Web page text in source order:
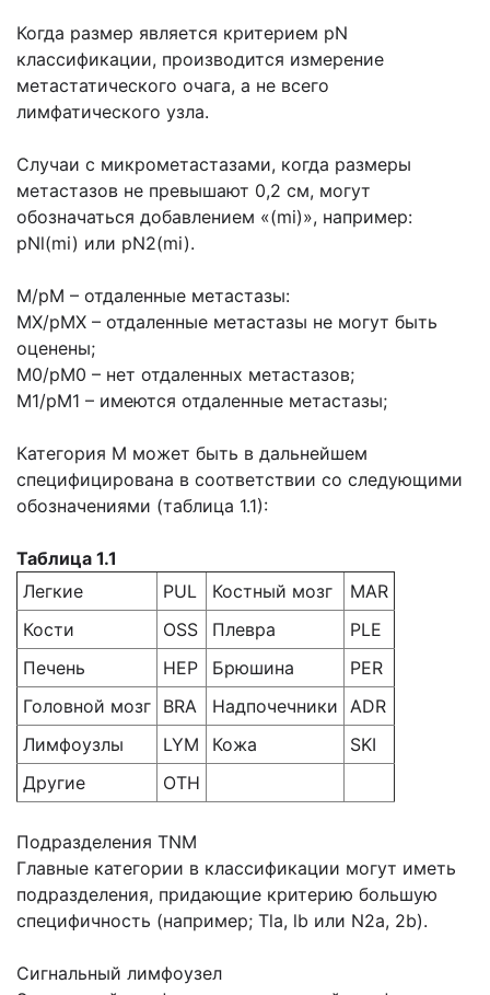
Когда размер является критерием pN
классификации, производится измерение
метастатического очага, а не всего
лимфатического узла.
Случаи с микрометастазами, когда размеры
метастазов не превышают 0,2 см, могут
обозначаться добавлением «(mi)», например:
pNl(mi) или pN2(mi).
М/рМ – отдаленные метастазы:
МХ/рМХ – отдаленные метастазы не могут быть
оценены;
М0/рМ0 – нет отдаленных метастазов;
М1/рМ1 – имеются отдаленные метастазы;
Категория М может быть в дальнейшем
специфицирована в соответствии со следующими
обозначениями (таблица 1.1):
Таблица 1.1
Легкие
PUL Костный мозг
MAR
Кости
OSS Плевра
PLE
Печень
HEP Брюшина
PER
Головной мозг BRA Надпочечники ADR
Лимфоузлы
LYM Кожа
SKI
Другие
ОТН
Подразделения TNM
Главные категории в классификации могут иметь
подразделения, придающие критерию большую
специфичность (например; Tla, lb или N2a, 2b).
Сигнальный лимфоузел